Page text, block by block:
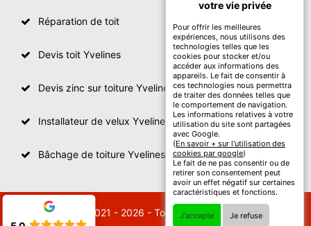
Réparation de toit
Devis toit Yvelines
Devis zinc sur toiture Yvelines
Installateur de velux Yvelines
Bâchage de toiture Yvelines
© 2021 - 2026 - Tout droit réservé
votre vie privée
Pour offrir les meilleures
expériences, nous utilisons des
technologies telles que les
cookies pour stocker et/ou
accéder aux informations des
appareils. Le fait de consentir à
ces technologies nous permettra
de traiter des données telles que
le comportement de navigation.
Les informations relatives à votre
utilisation du site sont partagées
avec Google.
(En savoir + sur l'utilisation des
cookies par google)
Le fait de ne pas consentir ou de
retirer son consentement peut
avoir un effet négatif sur certaines
caractéristiques et fonctions.
J'accepte Je refuse